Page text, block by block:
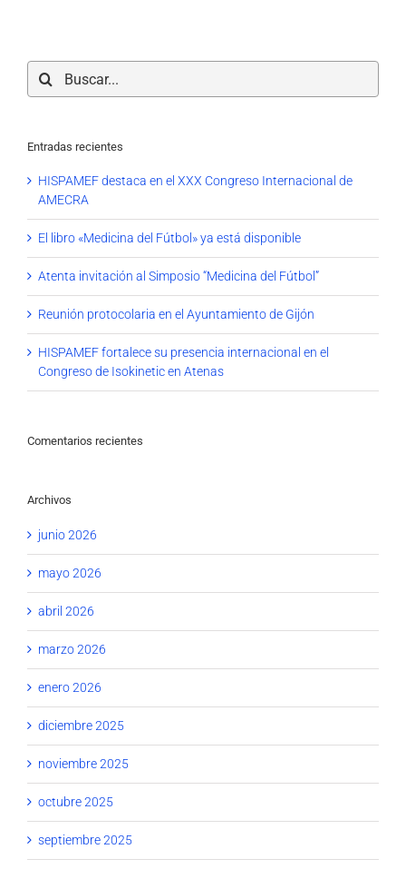
Entradas recientes
HISPAMEF destaca en el XXX Congreso Internacional de
AMECRA
El libro «Medicina del Fútbol» ya está disponible
Atenta invitación al Simposio “Medicina del Fútbol”
Reunión protocolaria en el Ayuntamiento de Gijón
HISPAMEF fortalece su presencia internacional en el
Congreso de Isokinetic en Atenas
Comentarios recientes
Archivos
junio 2026
mayo 2026
abril 2026
marzo 2026
enero 2026
diciembre 2025
noviembre 2025
octubre 2025
septiembre 2025